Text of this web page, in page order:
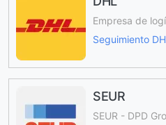
Empresa de
Seguimiento
SEUR
SEUR - DPD